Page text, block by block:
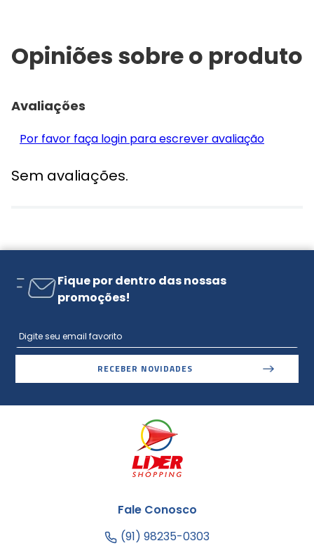
Opiniões sobre o produto
Avaliações
Por favor faça login para escrever avaliação
Sem avaliações.
Fique por dentro das nossas
promoções!
RECEBER NOVIDADES
Fale Conosco
(91) 98235-0303